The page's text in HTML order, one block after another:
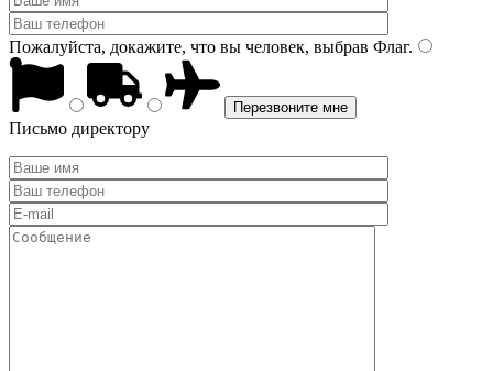
Пожалуйста, докажите, что вы человек, выбрав Флаг.
Письмо директору